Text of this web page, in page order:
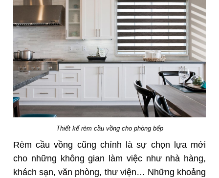
Thiết kế rèm cầu vồng cho phòng bếp
Rèm cầu vồng cũng chính là sự chọn lựa mới
cho những không gian làm việc như nhà hàng,
khách sạn, văn phòng, thư viện… Những khoảng